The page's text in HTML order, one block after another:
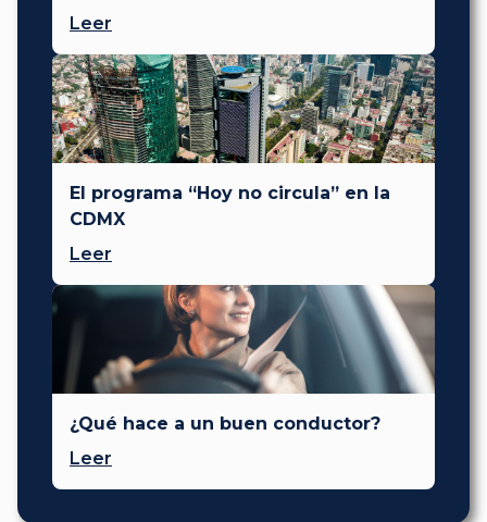
Leer
El programa “Hoy no circula” en la
CDMX
Leer
¿Qué hace a un buen conductor?
Leer